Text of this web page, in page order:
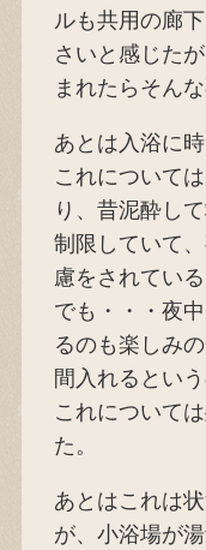
ルも共用の廊
さいと感じた
まれたらそん
あとは入浴に
これについて
り、昔泥酔し
制限していて
慮をされている
でも・・・夜
るのも楽しみ
間入れるとい
これについて
た。
あとはこれは
が、小浴場が